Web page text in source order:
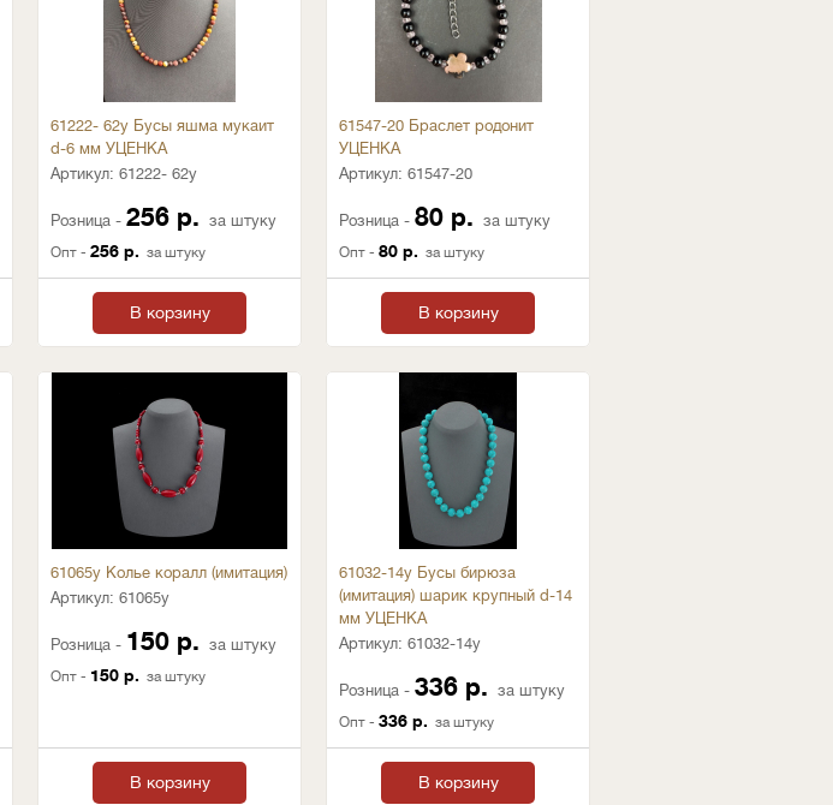
61222- 62у Бусы яшма мукаит
d-6 мм УЦЕНКА
Артикул: 61222- 62у
Розница - 256 р. за штуку
Опт - 256 р. за штуку
В корзину
61547-20 Браслет родонит
УЦЕНКА
Артикул: 61547-20
Розница - 80 р. за штуку
Опт - 80 р. за штуку
В корзину
61065у Колье коралл (имитация)
Артикул: 61065у
Розница - 150 р. за штуку
Опт - 150 р. за штуку
В корзину
61032-14у Бусы бирюза
(имитация) шарик крупный d-14
мм УЦЕНКА
Артикул: 61032-14у
Розница - 336 р. за штуку
Опт - 336 р. за штуку
В корзину